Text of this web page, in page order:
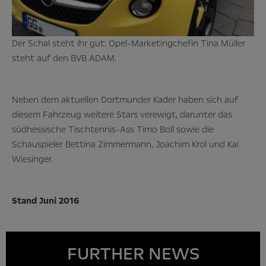
Der Schal steht ihr gut: Opel-Marketingchefin Tina Müller
steht auf den BVB ADAM.
Neben dem aktuellen Dortmunder Kader haben sich auf
diesem Fahrzeug weitere Stars verewigt, darunter das
südhessische Tischtennis-Ass Timo Boll sowie die
Schauspieler Bettina Zimmermann, Joachim Krol und Kai
Wiesinger.
Stand Juni 2016
FURTHER NEWS